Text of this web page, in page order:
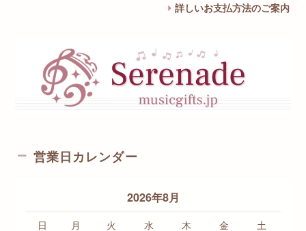
詳しいお支払方法のご案内
営業日カレンダー
2026年8月
日 月 火 水 木 金
土